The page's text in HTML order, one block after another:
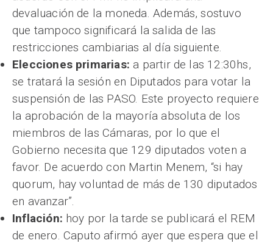
devaluación de la moneda. Además, sostuvo
que tampoco significará la salida de las
restricciones cambiarias al día siguiente.
Elecciones primarias: a partir de las 12:30hs,
se tratará la sesión en Diputados para votar la
suspensión de las PASO. Este proyecto requiere
la aprobación de la mayoría absoluta de los
miembros de las Cámaras, por lo que el
Gobierno necesita que 129 diputados voten a
favor. De acuerdo con Martin Menem, “si hay
quorum, hay voluntad de más de 130 diputados
en avanzar”.
Inflación: hoy por la tarde se publicará el REM
de enero. Caputo afirmó ayer que espera que el